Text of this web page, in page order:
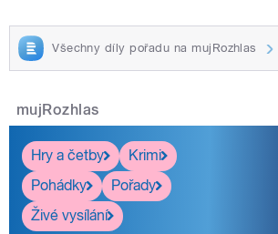
Všechny díly pořadu na mujRozhlas
mujRozhlas
Hry a četby
Krimi
Pohádky
Pořady
Živé vysílání